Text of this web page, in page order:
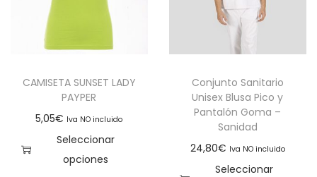
CAMISETA SUNSET LADY
PAYPER
5,05€ Iva NO incluido
Seleccionar
opciones
Conjunto Sanitario
Unisex Blusa Pico y
Pantalón Goma –
Sanidad
24,80€ Iva NO incluido
Seleccionar